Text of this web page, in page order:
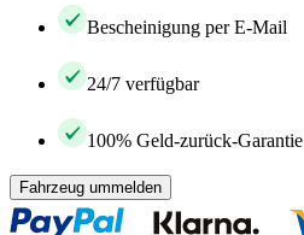
Bescheinigung per E-Mail
24/7 verfügbar
100% Geld-zurück-Garantie
Fahrzeug ummelden